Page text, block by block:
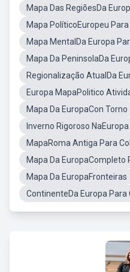
Mapa Das RegiõesDa
Mapa PolíticoEuropeu
Mapa MentalDa Europa
Mapa Da PeninsolaDa
Regionalização AtualDa
Europa MapaPolitico
Mapa Da EuropaCon Torno
Inverno Rigoroso
MapaRoma Antiga Para
Mapa Da EuropaCompleto
Mapa Da EuropaFronteiras
ContinenteDa Europa Para